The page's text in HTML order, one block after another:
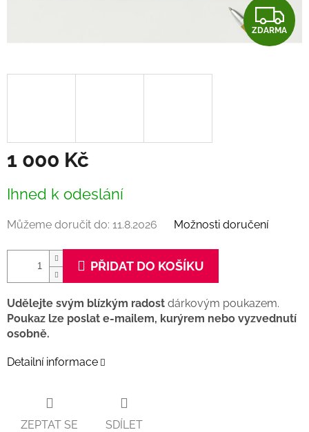
Z
D
ZDARMA
1 000 Kč
cena:
Ihned k odeslání
Můžeme doručit do: 11.8.2026 Možnosti doručení
PŘIDAT DO KOŠÍKU
Udělejte svým blízkým radost dárkovým poukazem.
Poukaz lze poslat e-mailem, kurýrem nebo vyzvednutí
osobně.
Detailní informace
ZEPTAT SE SDÍLET